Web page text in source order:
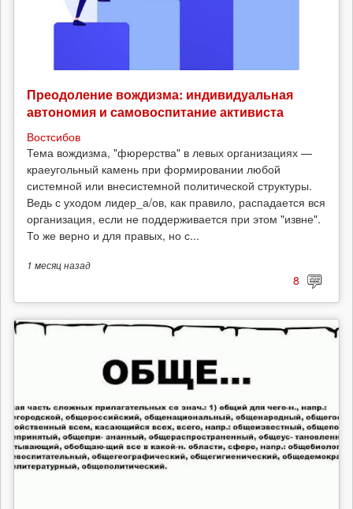
Преодоление вождизма: индивидуальная
автономия и самовоспитание активиста
Востсибов
Тема вождизма, "фюрерства" в левых организациях —
краеугольный камень при формировании любой
системной или внесистемной политической структуры.
Ведь с уходом лидер_а/ов, как правило, распадается вся
организация, если не поддерживается при этом "извне".
То же верно и для правых, но с...
1 месяцназад
8